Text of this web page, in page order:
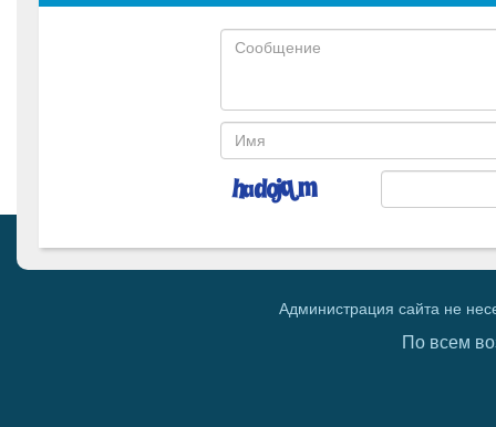
Администрация сайта не
По всем